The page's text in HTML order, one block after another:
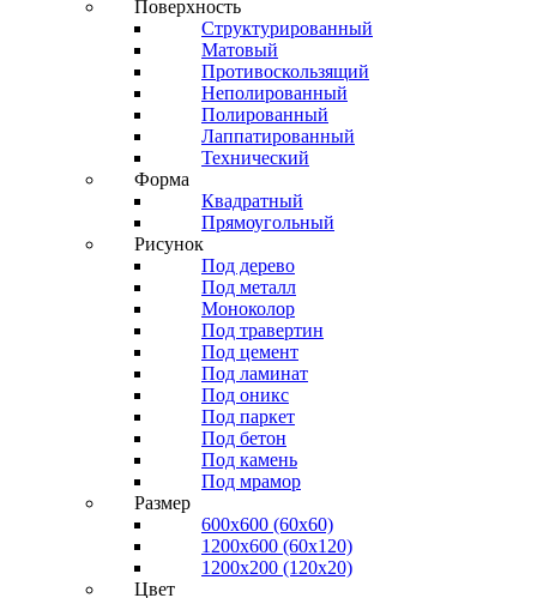
Поверхность
Структурированный
Матовый
Противоскользящий
Неполированный
Полированный
Лаппатированный
Технический
Форма
Квадратный
Прямоугольный
Рисунок
Под дерево
Под металл
Моноколор
Под травертин
Под цемент
Под ламинат
Под оникс
Под паркет
Под бетон
Под камень
Под мрамор
Размер
600х600 (60х60)
1200х600 (60х120)
1200х200 (120x20)
Цвет